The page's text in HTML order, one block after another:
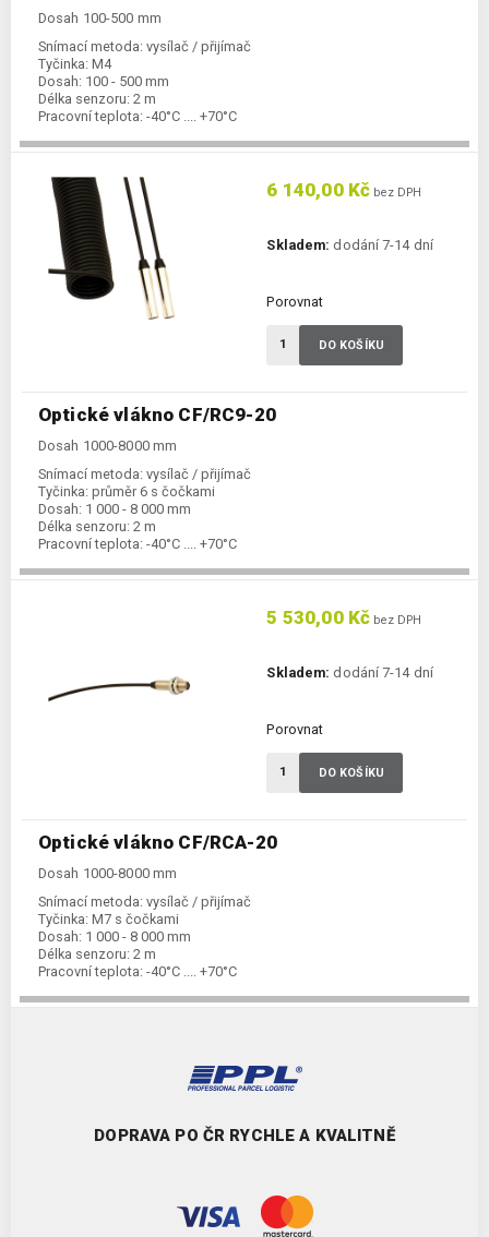
Dosah 100-500 mm
Snímací metoda: vysílač / přijímač
Tyčinka: M4
Dosah: 100 - 500 mm
Délka senzoru: 2 m
Pracovní teplota: -40°C .... +70°C
Optické vlákno CF/RC9-20
Dosah 1000-8000 mm
Snímací metoda: vysílač / přijímač
Tyčinka: průměr 6 s čočkami
Dosah: 1 000 - 8 000 mm
Délka senzoru: 2 m
Pracovní teplota: -40°C .... +70°C
6 140,00 Kč bez DPH
Skladem: dodání 7-14 dní
Porovnat
DO KOŠÍKU
Optické vlákno CF/RCA-20
Dosah 1000-8000 mm
Snímací metoda: vysílač / přijímač
Tyčinka: M7 s čočkami
Dosah: 1 000 - 8 000 mm
Délka senzoru: 2 m
Pracovní teplota: -40°C .... +70°C
5 530,00 Kč bez DPH
Skladem: dodání 7-14 dní
Porovnat
DO KOŠÍKU
DOPRAVA PO ČR RYCHLE A KVALITNĚ